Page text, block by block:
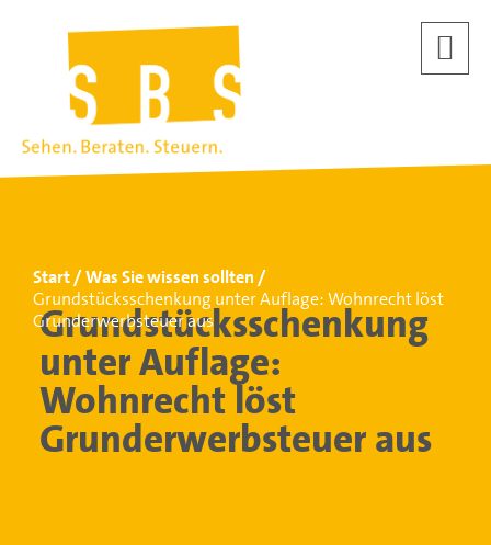
Start
Was Sie wissen sollten
Grundstücksschenkung unter Auflage: Wohnrecht löst
Grunderwerbsteuer aus
Grundstücksschenkung
unter Auflage:
Wohnrecht löst
Grunderwerbsteuer aus